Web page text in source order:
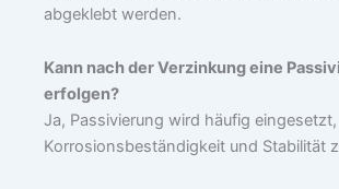
abgeklebt werden.
Kann nach der Verzinkung eine
erfolgen?
Ja, Passivierung wird häufig
Korrosionsbeständigkeit und Stabilität